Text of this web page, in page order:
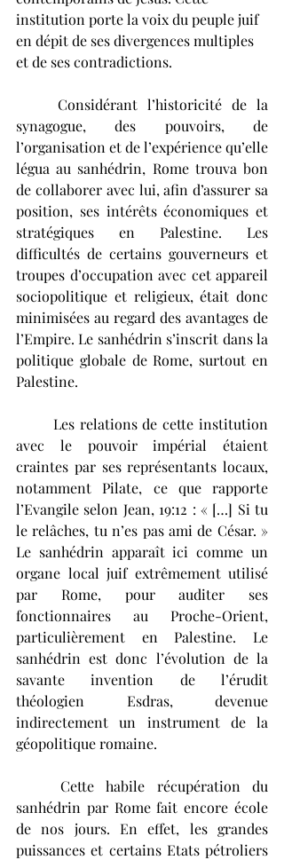
institution porte la voix du peuple juif
en dépit de ses divergences multiples
et de ses contradictions.
synagogue, des pouvoirs, de
l’organisation et de l’expérience qu’elle
légua au sanhédrin, Rome trouva bon
de collaborer avec lui, afin d’assurer sa
position, ses intérêts économiques et
stratégiques en Palestine. Les
difficultés de certains gouverneurs et
troupes d’occupation avec cet appareil
sociopolitique et religieux, était donc
minimisées au regard des avantages de
l’Empire. Le sanhédrin s’inscrit dans la
politique globale de Rome, surtout en
Palestine.
avec le pouvoir impérial étaient
craintes par ses représentants locaux,
notamment Pilate, ce que rapporte
l’Evangile selon Jean, 19:12 : « […] Si tu
le relâches, tu n’es pas ami de César. »
Le sanhédrin apparaît ici comme un
organe local juif extrêmement utilisé
par Rome, pour auditer ses
fonctionnaires au Proche-Orient,
particulièrement en Palestine. Le
sanhédrin est donc l’évolution de la
savante invention de l’érudit
théologien Esdras, devenue
indirectement un instrument de la
géopolitique romaine.
sanhédrin par Rome fait encore école
de nos jours. En effet, les grandes
puissances et certains Etats pétroliers